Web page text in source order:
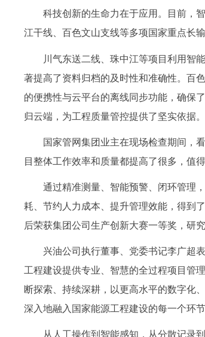
科技创新的生命力在于应用。目前，智
江干线、百色文山支线等多项国家重点长
川气东送二线、珠中江等项目利用智能
著提高了资料归档的及时性和准确性。百
的便携性与云平台的离线同步功能，确保
归云端，为工程质量管控提供了坚实依据。
国家管网集团业主在现场检查期间，看
目整体工作效率和质量都提高了很多，值
通过精准测量、智能预警、闭环管理，
耗、节约人力成本、提升管理效能，得到
后荣获集团公司生产创新大赛一等奖，研
兴油公司执行董事、党委书记李广超表
工程建设提供专业、智慧的全过程项目管
断探索、持续深耕，以更高水平的数字化
深入地融入国家能源工程建设的每一个环
从人工操作到智能感知，从分散记录到